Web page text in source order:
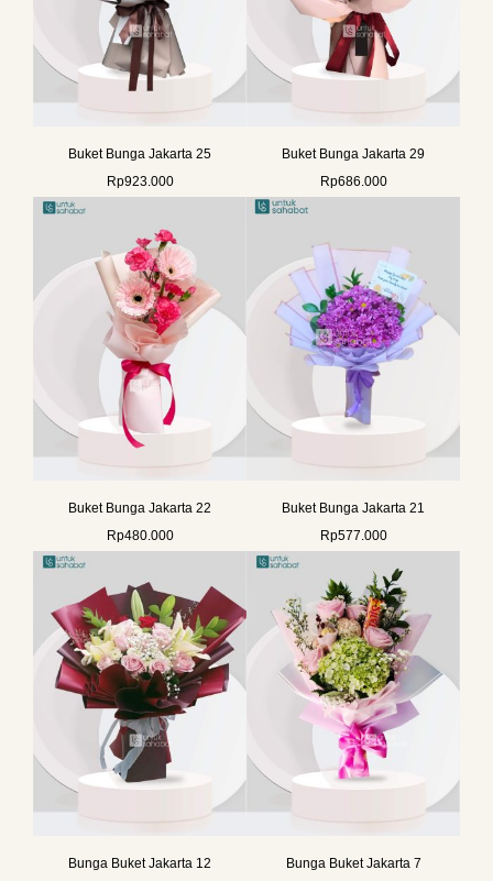
Buket Bunga Jakarta 25
Rp923.000
Buket Bunga Jakarta 29
Rp686.000
Buket Bunga Jakarta 22
Rp480.000
Buket Bunga Jakarta 21
Rp577.000
Bunga Buket Jakarta 12
Bunga Buket Jakarta 7